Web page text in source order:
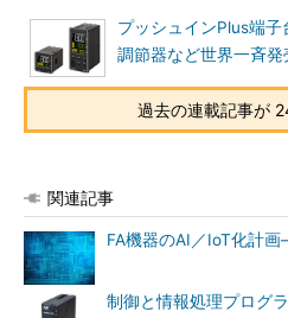
プッシュインPlus端
調節器など世界一斉発
過去の連載記事が
関連記事
FA機器のAI／IoT化計
制御と情報処理プログ